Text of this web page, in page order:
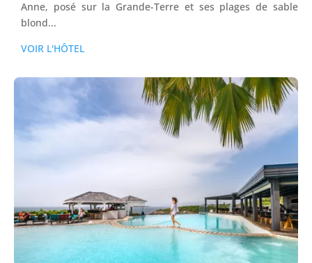
Anne, posé sur la Grande-Terre et ses plages de sable
blond...
VOIR L'HÔTEL